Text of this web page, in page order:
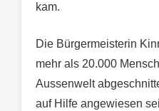
kam.
Die Bürgermeisterin
mehr als 20.000
Aussenwelt
auf Hilfe angewiesen